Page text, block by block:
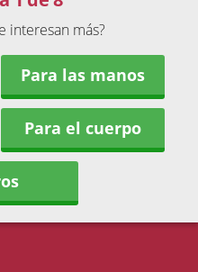
interesan más?
Para las manos
Para el cuerpo